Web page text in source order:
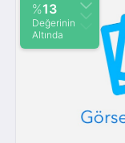
%13
Değerinin
Altında